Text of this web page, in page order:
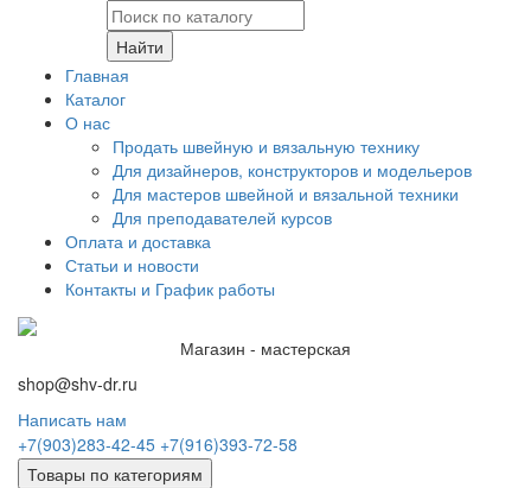
Найти
Главная
Каталог
О нас
Продать швейную и вязальную технику
Для дизайнеров, конструкторов и модельеров
Для мастеров швейной и вязальной техники
Для преподавателей курсов
Оплата и доставка
Статьи и новости
Контакты и График работы
Магазин - мастерская
shop@shv-dr.ru
Написать нам
+7(903)283-42-45 +7(916)393-72-58
Товары по категориям